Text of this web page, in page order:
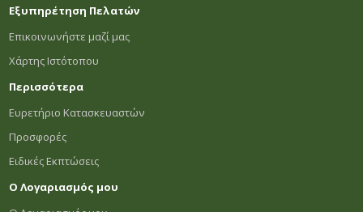
Εξυπηρέτηση Πελατών
Επικοινωνήστε μαζί μας
Χάρτης Ιστότοπου
Περισσότερα
Ευρετήριο Κατασκευαστών
Προσφορές
Ειδικές Εκπτώσεις
Ο Λογαριασμός μου